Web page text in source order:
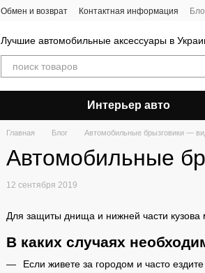
Обмен и возврат Контактная информация
Лучшие автомобильные аксессуары в
Интерьер авто
Главная Блог Автомобильные брызговики —
Автомобильные
12 сентября 2019
Для защиты днища и нижней части кузова
В каких случаях
Если живете за городом и часто